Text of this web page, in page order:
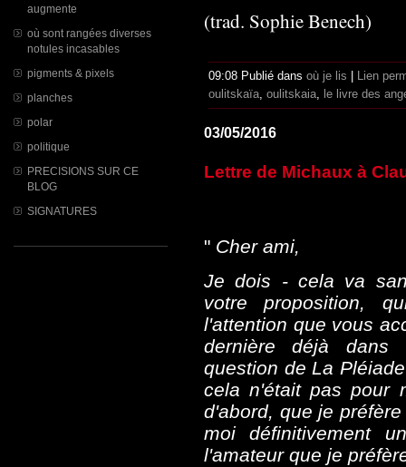
augmente
où sont rangées diverses
notules incasables
pigments & pixels
planches
polar
politique
PRECISIONS SUR CE
BLOG
SIGNATURES
(trad. Sophie Benech)
09:08 Publié dans où je lis
Lien
oulitskaïa, oulitskaia, le livre des
03/05/2016
Lettre de Michaux à
" Cher ami,
Je dois - cela va
votre proposition,
l'attention que vous
dernière déjà
question de La
cela n'était pas pour
d'abord, que je
moi définitivement
l'amateur que je